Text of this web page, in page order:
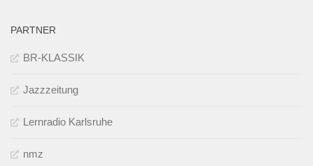
PARTNER
BR-KLASSIK
Jazzzeitung
Lernradio Karlsruhe
nmz